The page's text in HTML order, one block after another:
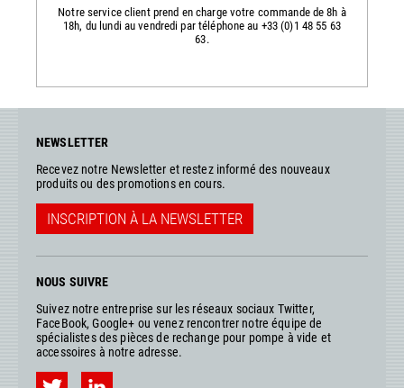
Notre service client prend en charge votre commande de 8h à
18h, du lundi au vendredi par téléphone au +33 (0)1 48 55 63
63.
NEWSLETTER
Recevez notre Newsletter et restez informé des nouveaux
produits ou des promotions en cours.
INSCRIPTION À LA NEWSLETTER
NOUS SUIVRE
Suivez notre entreprise sur les réseaux sociaux Twitter,
FaceBook, Google+ ou venez rencontrer notre équipe de
spécialistes des pièces de rechange pour pompe à vide et
accessoires à notre adresse.